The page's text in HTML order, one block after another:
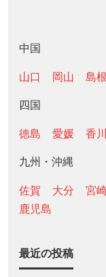
中国
山口 岡山 島根
四国
徳島 愛媛 香川
九州・沖縄
佐賀 大分 宮
鹿児島
最近の投稿